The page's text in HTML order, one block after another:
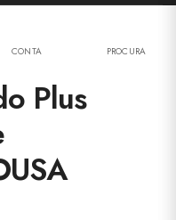
CONTA PROCURA
Plus